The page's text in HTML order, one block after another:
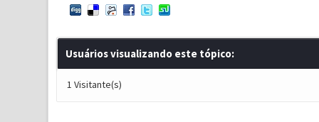
Usuários visualizando este tópico:
1 Visitante(s)